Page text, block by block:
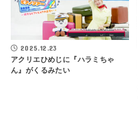
2025.12.23
アクリエひめじに『ハラミちゃ
ん』がくるみたい